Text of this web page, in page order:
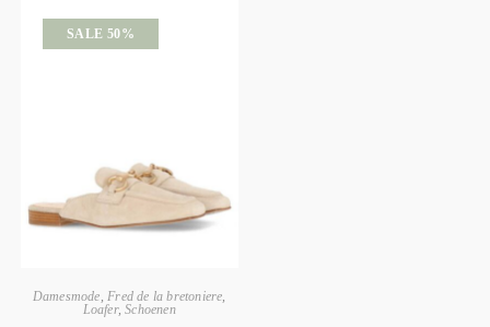
SALE 50%
Damesmode,Fred de la bretoniere,
Loafer,Schoenen